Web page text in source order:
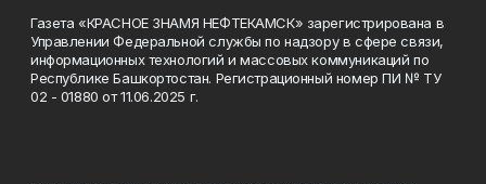
Газета «КРАСНОЕ ЗНАМЯ НЕФТЕКАМСК» зарегистрирована в
Управлении Федеральной службы по надзору в сфере связи,
информационных технологий и массовых коммуникаций по
Республике Башкортостан. Регистрационный номер ПИ № ТУ
02 - 01880 от 11.06.2025 г.